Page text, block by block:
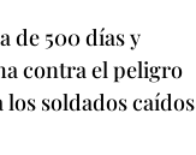
de 500 días y
contra el peligro
soldados caídos